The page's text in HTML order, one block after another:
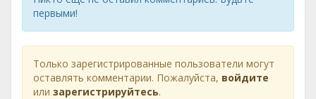
первыми!
Только зарегистрированные пользователи могут
оставлять комментарии. Пожалуйста, войдите
или зарегистрируйтесь.